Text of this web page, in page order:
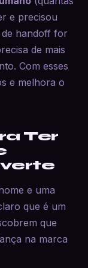
e precisou
handoff for
de mais
Com esses
e melhora o
Ter
e uma
que é um
que
na marca